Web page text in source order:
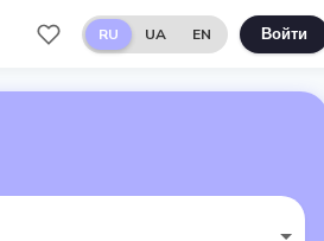
RU UA EN Войти